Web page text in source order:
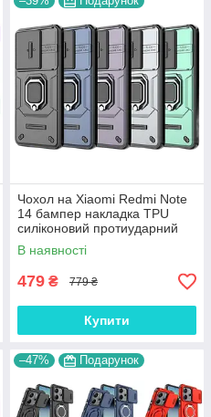
Чохол на Xiaomi Redmi Note
14 бампер накладка TPU
силіконовий протиударний
оригінальний "RONIN"
В наявності
479 ₴ 779 ₴
Купити
–47% Подарунок